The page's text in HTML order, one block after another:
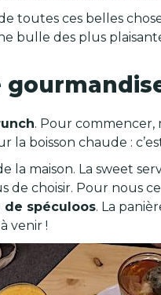
toutes ces belles
bulle des plus
. Pour commencer,
la boisson chaude :
la maison. La sweet
de choisir. Pour nous
de spéculoos. La
venir !